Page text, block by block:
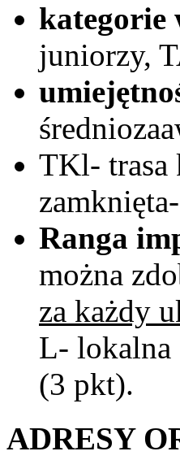
kategorie
juniorzy,
TKl- trasa
Ranga
można
za każdy
L- lokalna
(3 pkt).
ADRESY